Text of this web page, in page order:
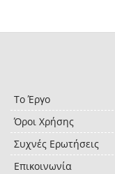
Το Έργο
Όροι Χρήσης
Συχνές Ερωτήσεις
Επικοινωνία